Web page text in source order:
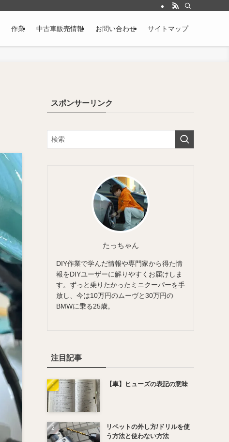
作業 中古車販売情報 お問い合わせ サイトマップ
スポンサーリンク
たっちゃん
DIY作業で学んだ情報や専門家から得た情
報をDIYユーザーに解りやすくお届けしま
す。ずっと乗りたかったミニクーパーを手
放し、今は10万円のムーヴと30万円の
BMWに乗る25歳。
注目記事
【車】ヒューズの表記の意味
リベットの外し方/ドリルを使
う方法と使わない方法